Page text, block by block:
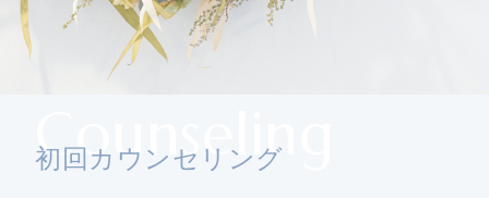
初回カウンセリング
Counseling